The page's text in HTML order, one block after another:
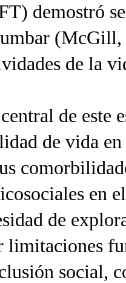
demostró
(McGill,
de la
de este
de vida
en
de
limitaciones
social,